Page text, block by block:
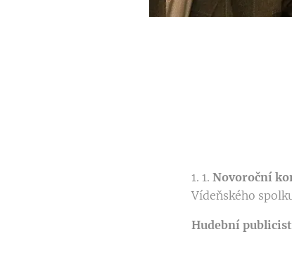
1. 1. Novoroční
Vídeňského
Hudební